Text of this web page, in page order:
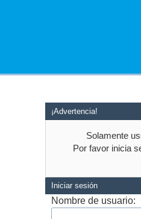
¡Advertencia!
Solamente
Por favor inicia
Iniciar sesión
Nombre de usuario: